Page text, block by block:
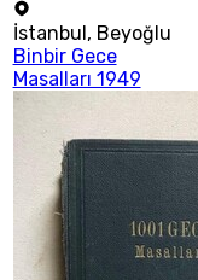
İstanbul, Beyoğlu
Binbir Gece
Masalları 1949